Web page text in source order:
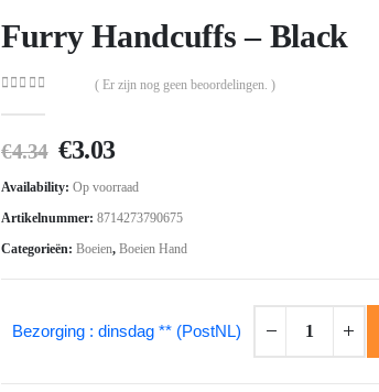
Furry Handcuffs – Black
( Er zijn nog geen beoordelingen. )
€4.34 Oorspronkelijke
prijs
was:
€4.34.
€3.03Huidige
prijs
is:
€3.03.
Availability: Op voorraad
Artikelnummer: 8714273790675
Categorieën: Boeien, Boeien Hand
Bezorging : dinsdag ** (PostNL)